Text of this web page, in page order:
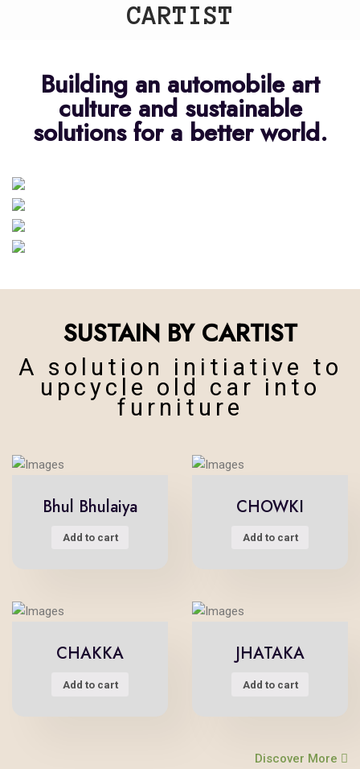
CARTIST
Building an automobile art
culture and sustainable
solutions for a better world.
SUSTAIN BY CARTIST
A solution initiative to
upcycle old car into
furniture
Bhul Bhulaiya
Add to cart
CHOWKI
Add to cart
CHAKKA
Add to cart
JHATAKA
Add to cart
Discover More